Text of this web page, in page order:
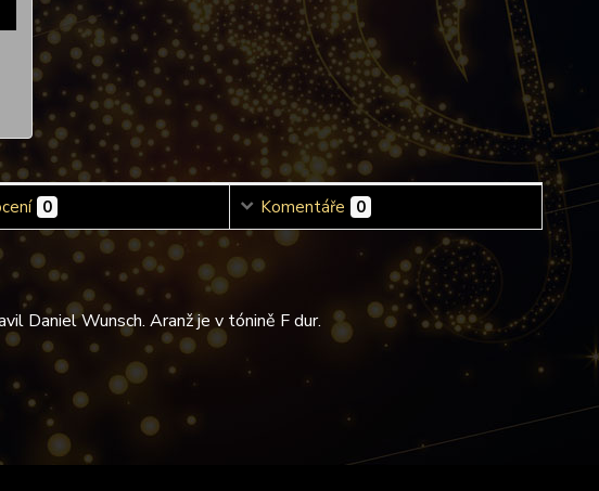
0 Komentáře 0
Daniel Wunsch. Aranž je v tónině F dur.